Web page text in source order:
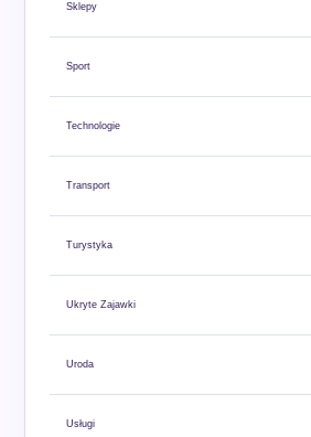
Sklepy
Sport
Technologie
Transport
Turystyka
Ukryte Zajawki
Uroda
Usługi